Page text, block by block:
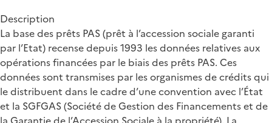
Description
La base des prêts PAS (prêt à l’accession sociale garanti
par l’Etat) recense depuis 1993 les données relatives aux
opérations financées par le biais des prêts PAS. Ces
données sont transmises par les organismes de crédits qui
le distribuent dans le cadre d’une convention avec l’État
et la SGFGAS (Société de Gestion des Financements et de